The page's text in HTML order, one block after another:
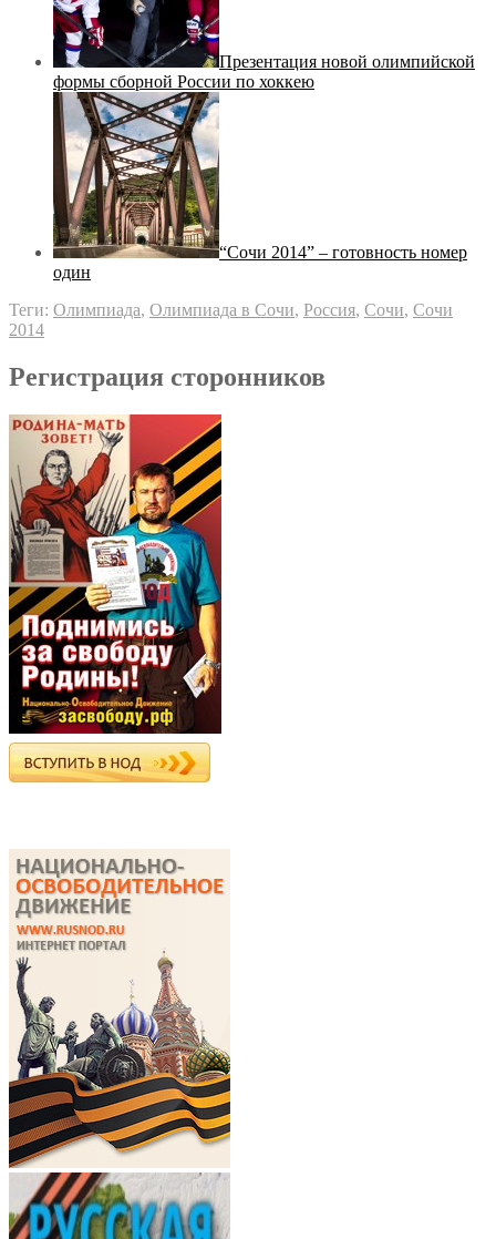
Презентация новой олимпийской
формы сборной России по хоккею
“Сочи 2014” – готовность номер
один
Теги: Олимпиада, Олимпиада в Сочи, Россия, Сочи, Сочи
2014
Регистрация сторонников